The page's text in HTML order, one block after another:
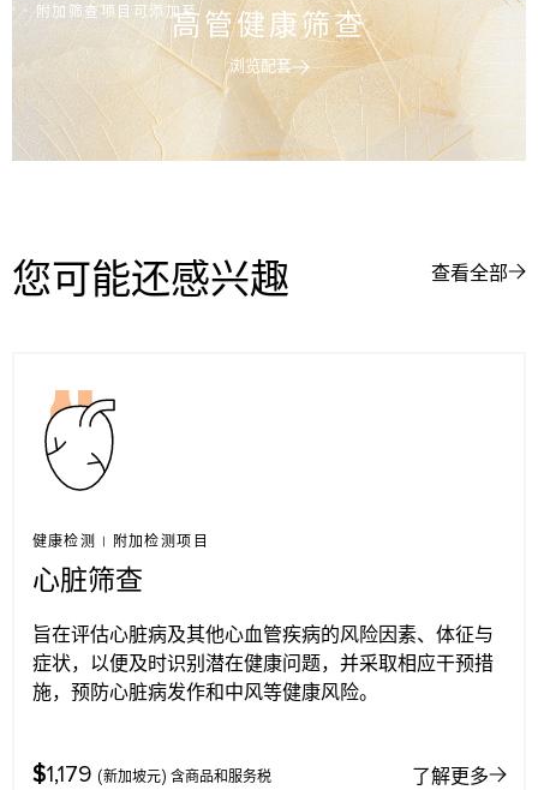
附加筛查项目可添加至高管健康筛查
浏览配套
您可能还感兴趣 查看全部
健康检测 | 附加检测项目
心脏筛查
旨在评估心脏病及其他心血管疾病的风险因素、体征与
症状，以便及时识别潜在健康问题，并采取相应干预措
施，预防心脏病发作和中风等健康风险。
$1,179 (新加坡元) 含商品和服务税 了解更多